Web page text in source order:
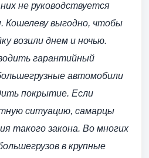
не руководствуется
Кошелеву выгодно, чтобы
возили днем и ночью.
гарантийный
автомобили
покрытие. Если
ситуацию, самарцы
такого закона. Во многих
в крупные